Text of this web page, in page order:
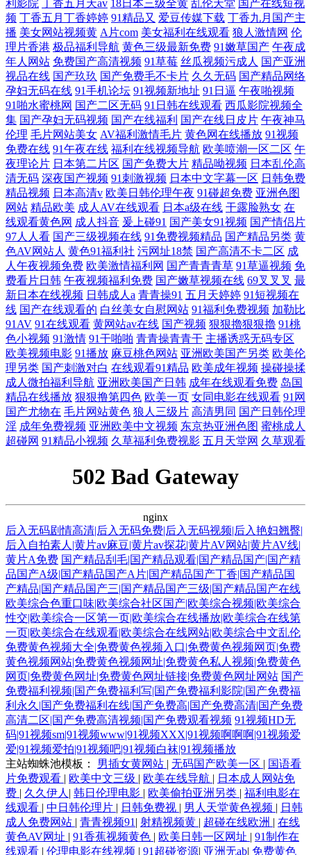
利影院 丁香五月天av 18日本三级全黄 乱伦天堂 国产在线短视
频 丁香五月丁香婷婷 91精品又 爱豆传媒下载 丁香九月国产主
播 美女网站视频黄 A片com 美女福利在线观看 狼人激情网 伦
理片香港 极品福利导航 黄色三级最新免费 91嫩草国产 午夜成
年人网站 免费国产高清视频 91草莓 丝瓜视频污成人 国产亚洲
视品在线 国产玖玖 国产免费毛不卡片 久久无码 国产精品网络
孕妇无码在线 91手机论坛 91视频新地址 91日逼 午夜啪视频
91啪水蜜桃网 国产二区无码 91日韩在线观看 西瓜影院视频全
集 国产孕妇无码视频 国产在线福利 国产在线日皮片 午夜神马
伦理 毛片网站美女 AV福利激情毛片 黄色网在线播放 91视频
免费在线 91午夜在线 福利在线视频导航 欧美喷潮一区二区 午
夜理论片 日本第二片区 国产免费大片 精品呦视频 日本乱伦高
清无码 深夜国产视频 91刺激视频 日本中文字幕一区 日韩免费
精品视频 日本高清v 欧美日韩伦理午夜 91碰超免费 亚洲色图
网站 精品欧美 成人AV在线观看 日本a级在线 干露脸熟女 在
线观看黄色网 成人抖音 爰上碰91 国产美女91视频 国产情侣片
97人人看 国产三级视频在线 91免费视频精品 国产精品另类 黄
色AV网站人 黄色91福利社 污网址18禁 国产高清不卡二区 成
人午夜视频免费 欧美激情福利网 国产青青青草 91草逼视频 免
费看片日韩 午夜视频福利免费 国产嫩草视频在线 69叉叉叉 最
新日本在线视频 日韩成人a 青青操91 五月天婷婷 91短视频在
线 国产在线观看的 白丝美女自慰网站 91福利免费视频 加勒比
91AV 91在线观看 黄网站av在线 国产视频 狠狠擼狠狠擼 91桃
色小视频 91激情 91干啪啪 青青操青青干 主播诱惑无码专区
欧美视频电影 91播放 麻豆桃色网站 亚洲欧美国产另类 欧美伦
理另类 国产刺激对白 在线观看91精品 欧美成年视频 操碰操揉
成人微拍福利导航 亚洲欧美国产日韩 成年在线观看免费 岛国
精品在线播放 狠狠撸第四色 欧美一页 女同电影在线观看 91网
国产尤物在 毛片网站黄色 狼人三级片 高清男同 国产日韩伦理
淫 成年免费视频 亚洲欧美中文视频 东京热亚洲色图 蜜桃成人
超碰网 91精品小视频 久草福利免费视影 五月天堂网 久草观看
502 Bad Gateway
nginx
后入无码剧情高清|后入无码免费|后入无码视频|后入艳妇翘臀|
后入自拍素人|黄片av麻豆|黄片av探花|黄片AV网站|黄片AV线|
黄片A免费 国产精品刮毛|国产精品观看|国产精品国产|国产精
品国产A级|国产精品国产A片|国产精品国产丁香|国产精品国
产精品|国产精品国产三|国产精品国产三级|国产精品国产在线
欧美综合色重口味|欧美综合社区国产|欧美综合视频|欧美综合
性交|欧美综合一区第一页|欧美综合在线播放|欧美综合在线第
一页|欧美综合在线观看|欧美综合在线网站|欧美综合中文乱伦
免费黄色视频大全|免费黄色视频入口|免费黄色视频网页|免费
黄色视频网站|免费黄色视频网址|免费黄色私人视频|免费黄色
网页|免费黄色网址|免费黄色网址链接|免费黄色网址网站 国产
免费福利视频|国产免费福利写|国产免费福利影院|国产免费福
利永久|国产免费福利在线|国产免费高|国产免费高清|国产免费
高清二区|国产免费高清视频|国产免费观看视频 91视频HD无
码|91视频sm|91视频www|91视频XXX|91视频啊啊啊|91视频爱
爱|91视频爱拍|91视频吧|91视频白袜|91视频播放
主站蜘蛛池模板： 男插女黄网站 | 无码国产欧美一区 | 国语看
片免费观看 | 欧美中文三级 | 欧美在线导航 | 日本成人网站免
费 | 久久伊人 | 韩日伦理电影 | 欧美偷拍亚洲另类 | 福利电影在
线观看 | 中日韩伦理片 | 日韩免费视 | 男人天堂黄色视频 | 日韩
成人免费网站 | 青青视频91 | 射精视频黄 | 超碰在线欧洲 | 在线
黄色AV网址 | 91香蕉视频黄色 | 欧美日韩一区网址 | 91制作在
线观看 | 伦理电影在线视频 | 91超碰资源| 亚洲无ab| 免费黄色